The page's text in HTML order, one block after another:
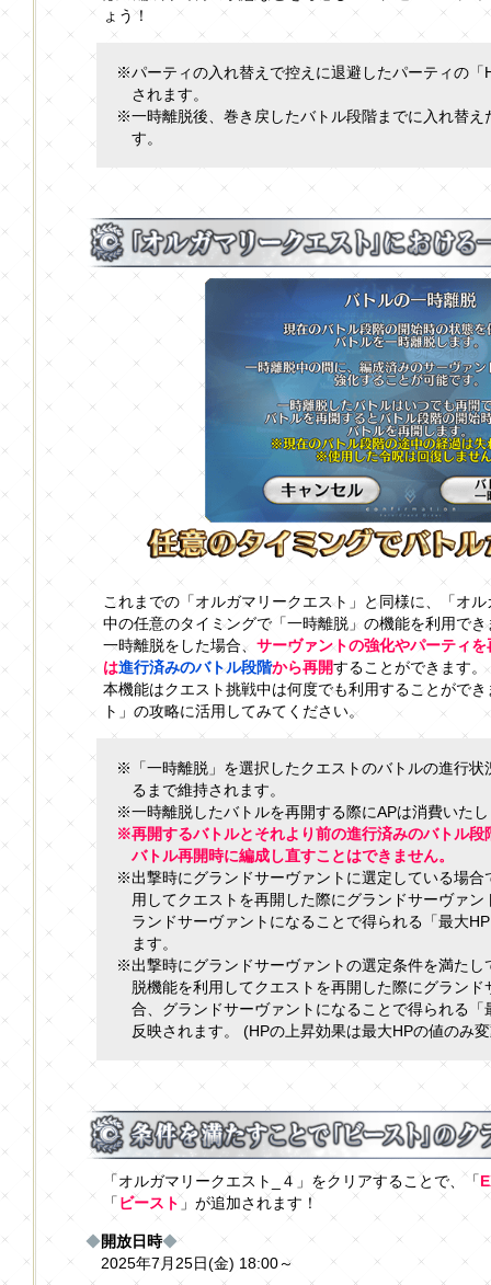
ょう！
※パーティの入れ替えで控えに退避したパーティの「
されます。
※一時離脱後、巻き戻したバトル段階までに入れ替え
す。
これまでの「オルガマリークエスト」と同様に、「オ
中の任意のタイミングで「一時離脱」の機能を利用でき
一時離脱をした場合、 サーヴァントの強化やパーティ
は進行済みのバトル段階から再開することができます。
本機能はクエスト挑戦中は何度でも利用することがで
ト」の攻略に活用してみてください。
※「一時離脱」を選択したクエストのバトルの進行状
るまで維持されます。
※一時離脱したバトルを再開する際にAPは消費いた
※再開するバトルとそれより前の進行済みのバトル段
バトル再開時に編成し直すことはできません。
※出撃時にグランドサーヴァントに選定している場合
用してクエストを再開した際にグランドサーヴァ
ランドサーヴァントになることで得られる「最大
ます。
※出撃時にグランドサーヴァントの選定条件を満たし
脱機能を利用してクエストを再開した際にグラン
合、グランドサーヴァントになることで得られる
反映されます。 (HPの上昇効果は最大HPの値のみ
「オルガマリークエスト_４」をクリアすることで、「
「 ビースト」が追加されます！
◆開放日時◆
2025年7月25日(金) 18:00～